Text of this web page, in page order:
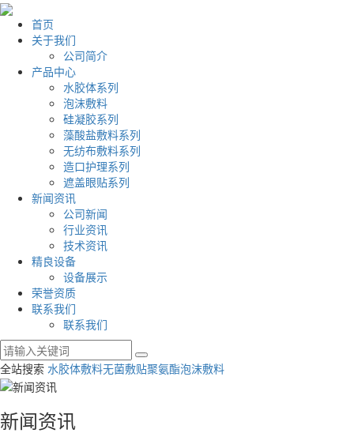
首页
关于我们
公司简介
产品中心
水胶体系列
泡沫敷料
硅凝胶系列
藻酸盐敷料系列
无纺布敷料系列
造口护理系列
遮盖眼贴系列
新闻资讯
公司新闻
行业资讯
技术资讯
精良设备
设备展示
荣誉资质
联系我们
联系我们
全站搜索 水胶体敷料无菌敷贴聚氨酯泡沫敷料
新闻资讯